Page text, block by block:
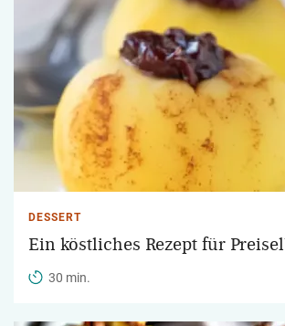
DESSERT
Ein köstliches Rezept für
30 min.